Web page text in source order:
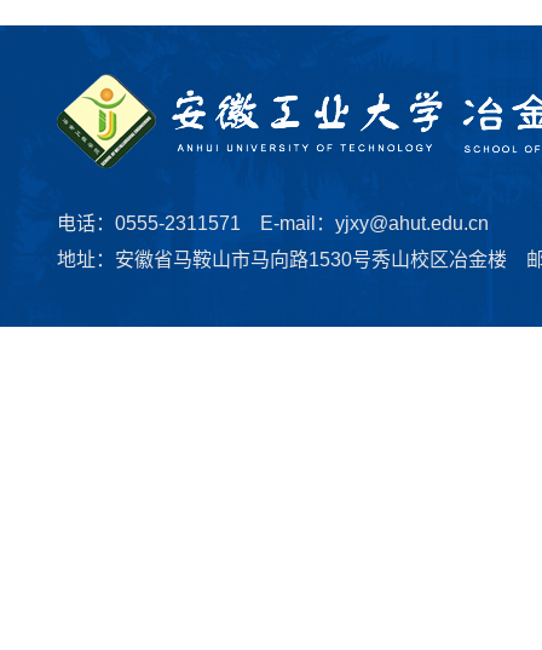
电话：0555-2311571 E-mail：yjxy@ahut.edu.cn
地址：安徽省马鞍山市马向路1530号秀山校区冶金楼